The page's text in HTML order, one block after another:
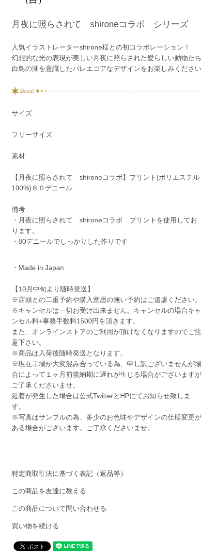
月夜に照らされて shironeコラボ シリーズ
人気イラストレーターshirone様との初コラボレーション！
幻想的な光の表現が美しい月夜に照らされた愛らしい動物たち
白鳥の湖を意識したバレエコアなデザインをお楽しみください
サイズ
フリーサイズ
素材
【月夜に照らされて shironeコラボ】プリント(ポリエステル
100%)８０デニール
備考
・月夜に照らされて shironeコラボ プリントを使用してお
ります。
・80デニールでしっかりした作りです
・Made in Japan
【10月中旬より随時発送】
※店頭との二重予約や購入意思の無い予約はご遠慮ください。
※キャンセルは一切お受け出来ません。キャンセルの場合キャ
ンセル料+事務手数料1500円を頂きます。
また、オンラインストアのご利用が頂けなくなりますのでご注
意下さい。
※商品は入荷後随時発送となります。
※現在工場が大変混み合っている為、申し訳ございませんが場
合によって１ヶ月前後納期に遅れが生じる場合がございますが
ご了承くださいませ。
延着が発生した場合は公式TwitterとHPにてお知らせ致しま
す。
※写真はサンプルの為、多少のお色味やデザインの仕様変更が
ある場合がございます。ご了承くださいませ。
特定商取引法に基づく表記（返品等）
この商品を友達に教える
この商品について問い合わせる
買い物を続ける